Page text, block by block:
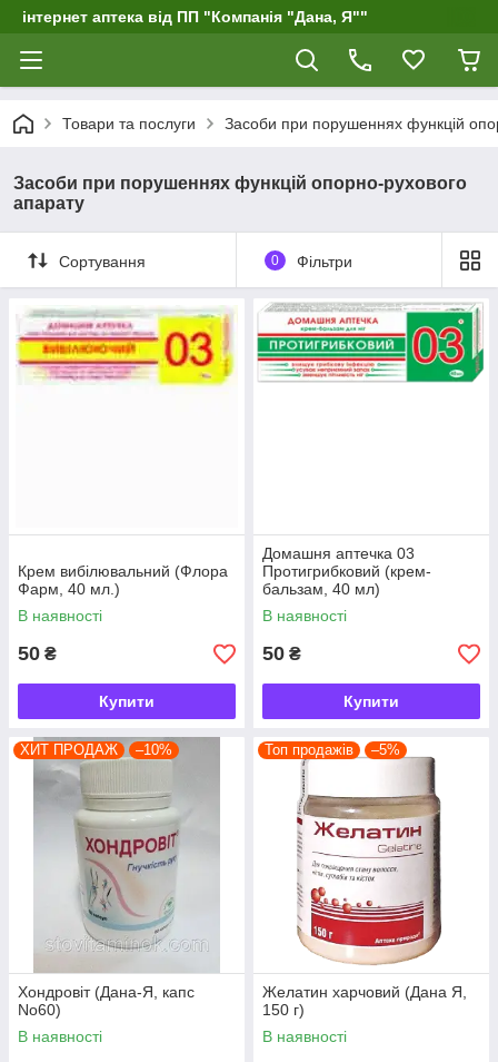
інтернет аптека від ПП "Компанія "Дана, Я""
Товари та послуги Засоби при порушеннях функцій
Засоби при порушеннях функцій опорно-рухового
апарату
Сортування 0 Фільтри
Крем вибілювальний (Флора
Фарм, 40 мл.)
В наявності
50 ₴
Купити
Домашня аптечка 03
Протигрибковий (крем-
бальзам, 40 мл)
В наявності
50 ₴
Купити
ХИТ ПРОДАЖ –10%
Хондровіт (Дана-Я, капс
No60)
В наявності
Топ продажів –5%
Желатин харчовий (Дана Я,
150 г)
В наявності